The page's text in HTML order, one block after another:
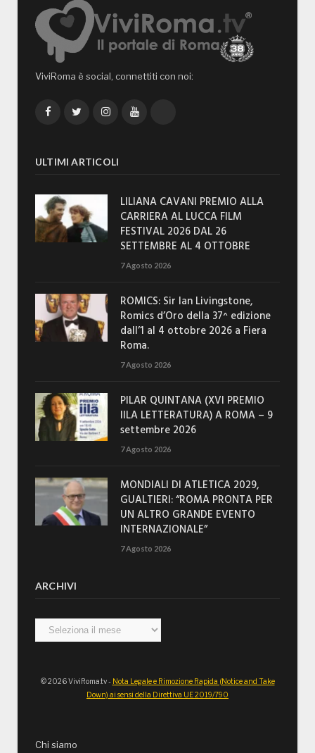
ViviRoma è social, connettiti con noi:
FacebookTwitterInstagramYouTube
ULTIMI ARTICOLI
LILIANA CAVANI PREMIO ALLA
CARRIERA AL LUCCA FILM
FESTIVAL 2026 DAL 26
SETTEMBRE AL 4 OTTOBRE
7 Agosto 2026
ROMICS: Sir Ian Livingstone,
Romics d’Oro della 37^ edizione
dall’1 al 4 ottobre 2026 a Fiera
Roma.
7 Agosto 2026
PILAR QUINTANA (XVI PREMIO
IILA LETTERATURA) A ROMA – 9
settembre 2026
7 Agosto 2026
MONDIALI DI ATLETICA 2029,
GUALTIERI: “ROMA PRONTA PER
UN ALTRO GRANDE EVENTO
INTERNAZIONALE”
7 Agosto 2026
ARCHIVI
Archivi
© 2026 ViviRoma.tv - Nota Legale e Rimozione Rapida (Notice and Take
Down) ai sensi della Direttiva UE 2019/790
Chi siamo